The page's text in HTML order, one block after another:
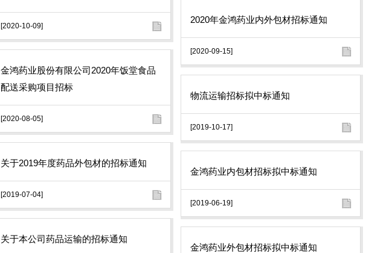
[2020-10-09]
2020年金鸿药业内外包材招标通知
[2020-09-15]
金鸿药业股份有限公司2020年饭堂食品
配送采购项目招标
[2020-08-05]
物流运输招标拟中标通知
[2019-10-17]
关于2019年度药品外包材的招标通知
[2019-07-04]
金鸿药业内包材招标拟中标通知
[2019-06-19]
关于本公司药品运输的招标通知
金鸿药业外包材招标拟中标通知